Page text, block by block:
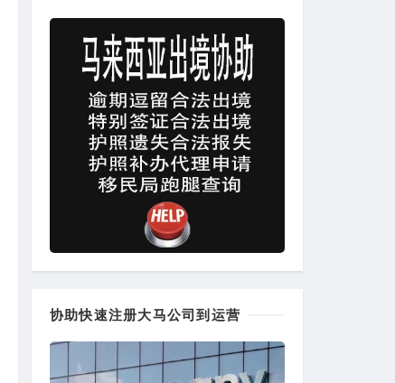
协助快速注册大马公司到运营